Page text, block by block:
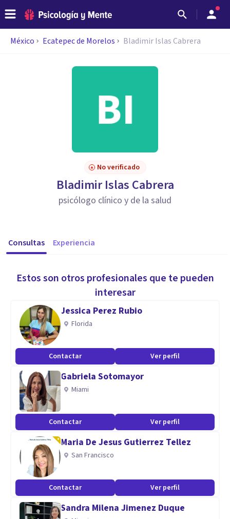
México Ecatepec de Morelos Bladimir Islas Cabrera
No verificado
Bladimir Islas Cabrera
psicólogo clínico y de la salud
Consultas Experiencia
Estos son otros profesionales que te pueden
interesar
Jessica Perez Rubio
Florida
Contactar Ver perfil
Gabriela Sotomayor
Miami
Contactar Ver perfil
Maria De Jesus Gutierrez Tellez
San Francisco
Contactar Ver perfil
Sandra Milena Jimenez Duque